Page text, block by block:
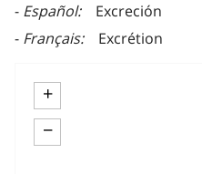
Español
Excreción
Français
Excrétion
+
−